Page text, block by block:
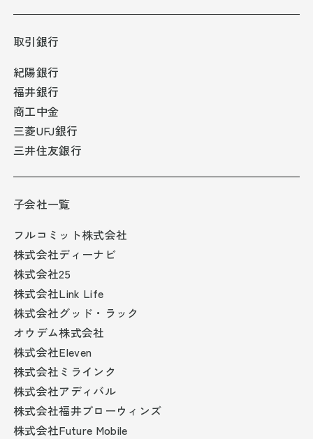
取引銀行
紀陽銀行
福井銀行
商工中金
三菱UFJ銀行
三井住友銀行
子会社一覧
フルコミット株式会社
株式会社ディーナビ
株式会社25
株式会社Link Life
株式会社グッド・ラック
オウデム株式会社
株式会社Eleven
株式会社ミラインク
株式会社アディバル
株式会社福井ブローウィンズ
株式会社Future Mobile